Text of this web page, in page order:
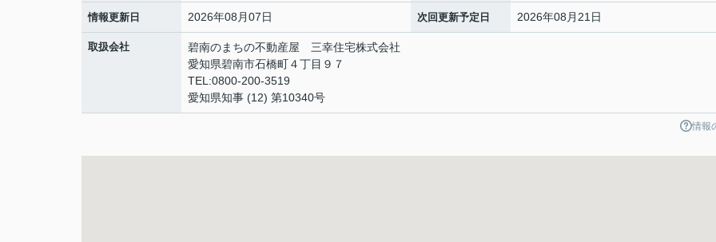
情報更新日 2026年08月07日 次回更新予定日 2026年08月21日
取扱会社
碧南のまちの不動産屋 三幸住宅株式会社
愛知県碧南市石橋町４丁目９７
TEL:0800-200-3519
愛知県知事 (12) 第10340号
情報